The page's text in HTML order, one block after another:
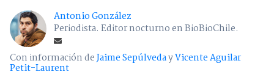
Antonio González
Periodista. Editor nocturno en BioBioChile.
Con información deJaime SepúlvedayVicente Aguilar
Petit-Laurent